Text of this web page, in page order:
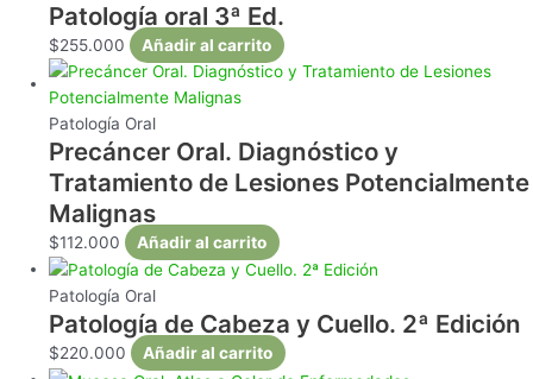
Patología oral 3ª Ed.
$255.000 Añadir al carrito
Patología Oral
Precáncer Oral. Diagnóstico y
Tratamiento de Lesiones Potencialmente
Malignas
$112.000 Añadir al carrito
Patología Oral
Patología de Cabeza y Cuello. 2ª Edición
$220.000 Añadir al carrito